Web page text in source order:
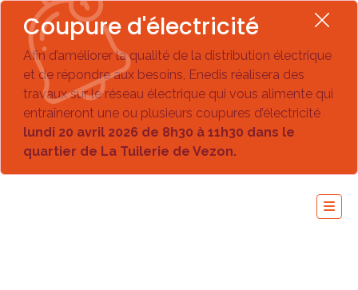
Coupure d'électricité
Afin d’améliorer la qualité de la distribution électrique
et de répondre aux besoins, Enedis réalisera des
travaux sur le réseau électrique qui vous alimente qui
entraîneront une ou plusieurs coupures d’électricité
lundi 20 avril 2026 de 8h30 à 11h30 dans le
quartier de La Tuilerie de Vezon.